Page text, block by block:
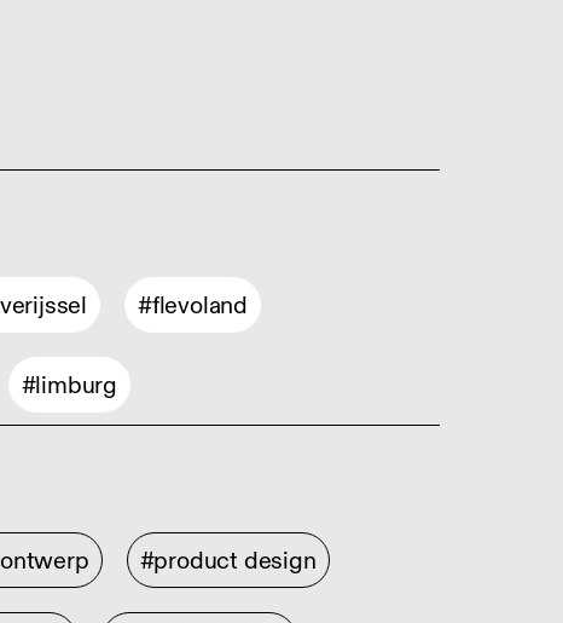
#flevoland
#limburg
#product design